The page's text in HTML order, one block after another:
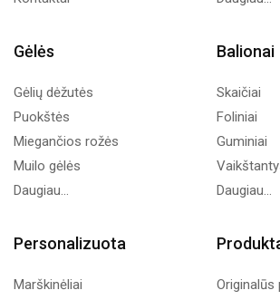
Gėlės
Gėlių dėžutės
Puokštės
Miegančios rožės
Muilo gėlės
Daugiau...
Balionai
Skaičiai
Foliniai
Guminiai
Daugiau...
Personalizuota
Marškinėliai
Originalūs